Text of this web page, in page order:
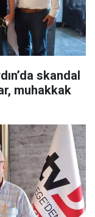
skandal
muhakkak